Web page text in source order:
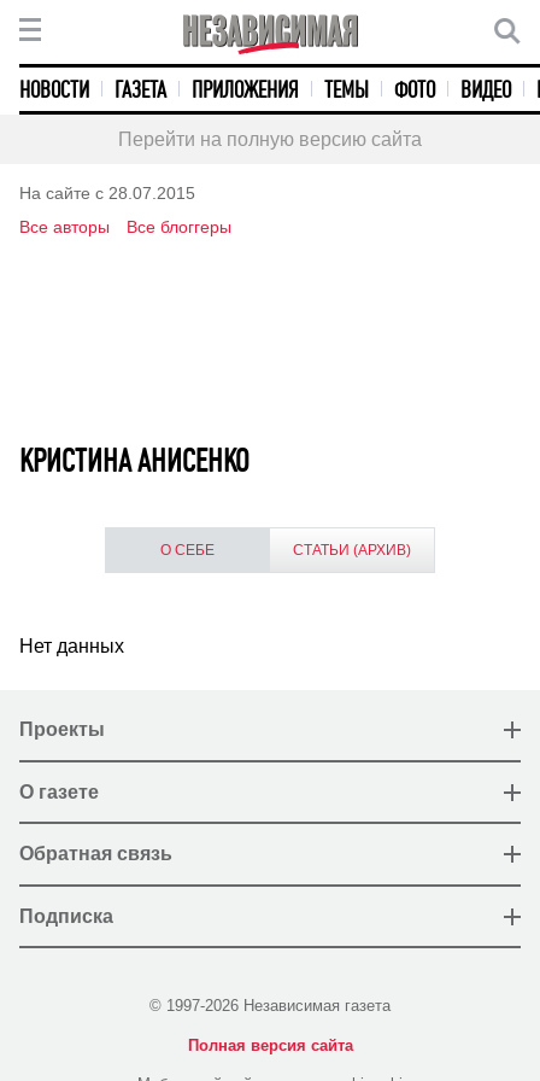
НОВОСТИ ГАЗЕТА ПРИЛОЖЕНИЯ ТЕМЫ ФОТО ВИДЕО
Перейти на полную версию сайта
На сайте с 28.07.2015
Все авторы
Все блоггеры
КРИСТИНА АНИСЕНКО
О СЕБЕ СТАТЬИ (АРХИВ)
Нет данных
Проекты
О газете
Обратная связь
Подписка
© 1997-2026 Независимая газета
Полная версия сайта